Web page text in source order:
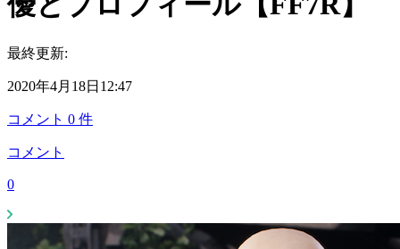
最終更新:
2020年4月18日12:47
コメント 0 件
コメント
0